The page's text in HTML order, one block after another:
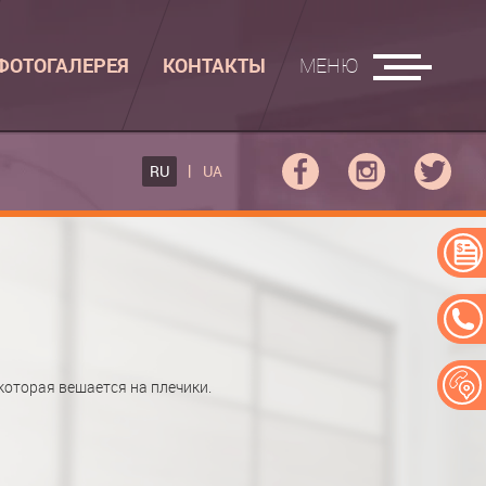
КОНТАКТЫ МЕНЮ
RU UA
вешается на плечики.
ДОСКИ